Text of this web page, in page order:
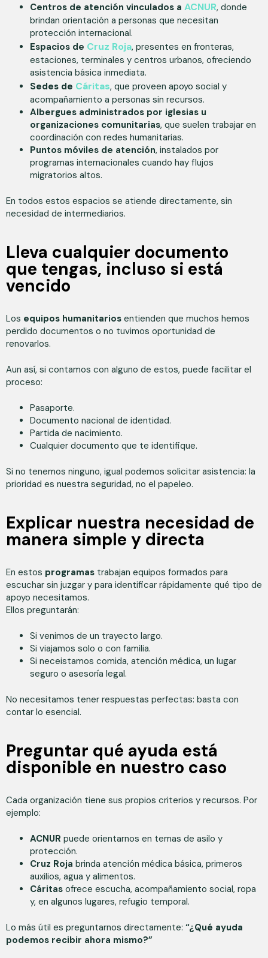
Centros de atención vinculados a ACNUR, donde
brindan orientación a personas que necesitan
protección internacional.
Espacios de Cruz Roja, presentes en fronteras,
estaciones, terminales y centros urbanos, ofreciendo
asistencia básica inmediata.
Sedes de Cáritas, que proveen apoyo social y
acompañamiento a personas sin recursos.
Albergues administrados por iglesias u
organizaciones comunitarias, que suelen trabajar en
coordinación con redes humanitarias.
Puntos móviles de atención, instalados por
programas internacionales cuando hay flujos
migratorios altos.
En todos estos espacios se atiende directamente, sin
necesidad de intermediarios.
Lleva cualquier documento
que tengas, incluso si está
vencido
Los equipos humanitarios entienden que muchos hemos
perdido documentos o no tuvimos oportunidad de
renovarlos.
Aun así, si contamos con alguno de estos, puede facilitar el
proceso:
Pasaporte.
Documento nacional de identidad.
Partida de nacimiento.
Cualquier documento que te identifique.
Si no tenemos ninguno, igual podemos solicitar asistencia: la
prioridad es nuestra seguridad, no el papeleo.
Explicar nuestra necesidad de
manera simple y directa
En estos programas trabajan equipos formados para
escuchar sin juzgar y para identificar rápidamente qué tipo de
apoyo necesitamos.
Ellos preguntarán:
Si venimos de un trayecto largo.
Si viajamos solo o con familia.
Si neceistamos comida, atención médica, un lugar
seguro o asesoría legal.
No necesitamos tener respuestas perfectas: basta con
contar lo esencial.
Preguntar qué ayuda está
disponible en nuestro caso
Cada organización tiene sus propios criterios y recursos. Por
ejemplo:
ACNUR puede orientarnos en temas de asilo y
protección.
Cruz Roja brinda atención médica básica, primeros
auxilios, agua y alimentos.
Cáritas ofrece escucha, acompañamiento social, ropa
y, en algunos lugares, refugio temporal.
Lo más útil es preguntarnos directamente: “¿Qué ayuda
podemos recibir ahora mismo?”